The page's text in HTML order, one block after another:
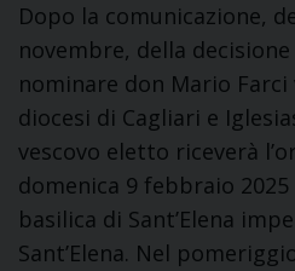
Dopo la comunicazione,
novembre, della
nominare don Mario Farci
diocesi di Cagliari e
vescovo eletto riceverà
domenica 9 febbraio 2025
basilica di Sant’Elena
Sant’Elena. Nel